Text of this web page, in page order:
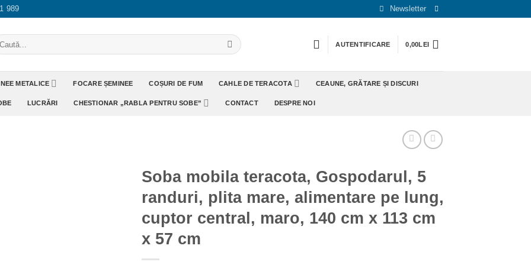
989 Newsletter
AUTENTIFICARE 0,00LEI
METALICE FOCARE ȘEMINEE COȘURI DE FUM CAHLE DE TERACOTA CEAUNE, GRĂTARE ȘI DISCURI
LUCRĂRI CHESTIONAR „RABLA PENTRU SOBE” CONTACT DESPRE NOI
Soba mobila teracota, Gospodarul, 5
randuri, plita mare, alimentare pe lung,
cuptor central, maro, 140 cm x 113 cm
x 57 cm